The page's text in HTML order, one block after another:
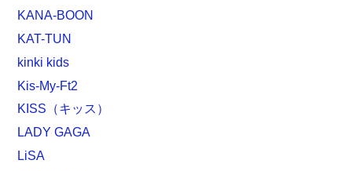
KANA-BOON
KAT-TUN
kinki kids
Kis-My-Ft2
KISS（キッス）
LADY GAGA
LiSA